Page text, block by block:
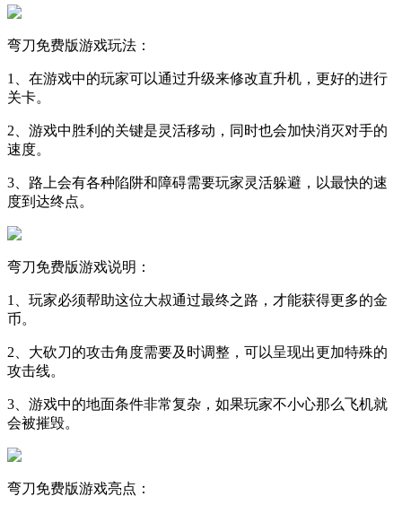
弯刀免费版游戏玩法：
1、在游戏中的玩家可以通过升级来修改直升机，更好的进行
关卡。
2、游戏中胜利的关键是灵活移动，同时也会加快消灭对手的
速度。
3、路上会有各种陷阱和障碍需要玩家灵活躲避，以最快的速
度到达终点。
弯刀免费版游戏说明：
1、玩家必须帮助这位大叔通过最终之路，才能获得更多的金
币。
2、大砍刀的攻击角度需要及时调整，可以呈现出更加特殊的
攻击线。
3、游戏中的地面条件非常复杂，如果玩家不小心那么飞机就
会被摧毁。
弯刀免费版游戏亮点：